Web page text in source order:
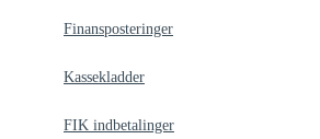
Finansposteringer
Kassekladder
FIK indbetalinger